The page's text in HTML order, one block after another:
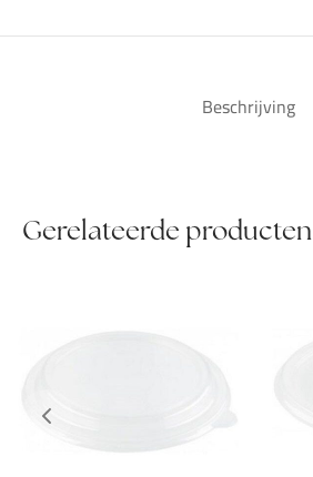
Beschrijving
Gerelateerde producten